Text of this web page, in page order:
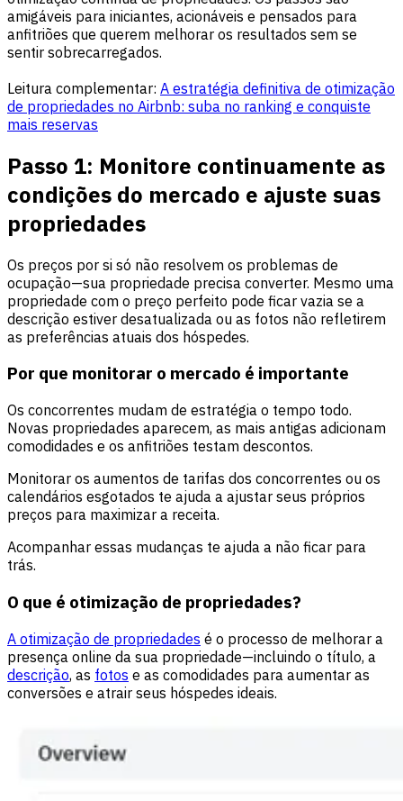
amigáveis para iniciantes, acionáveis e pensados para
anfitriões que querem melhorar os resultados sem se
sentir sobrecarregados.
Leitura complementar: A estratégia definitiva de otimização
de propriedades no Airbnb: suba no ranking e conquiste
mais reservas
Passo 1: Monitore continuamente as
condições do mercado e ajuste suas
propriedades
Os preços por si só não resolvem os problemas de
ocupação—sua propriedade precisa converter. Mesmo uma
propriedade com o preço perfeito pode ficar vazia se a
descrição estiver desatualizada ou as fotos não refletirem
as preferências atuais dos hóspedes.
Por que monitorar o mercado é importante
Os concorrentes mudam de estratégia o tempo todo.
Novas propriedades aparecem, as mais antigas adicionam
comodidades e os anfitriões testam descontos.
Monitorar os aumentos de tarifas dos concorrentes ou os
calendários esgotados te ajuda a ajustar seus próprios
preços para maximizar a receita.
Acompanhar essas mudanças te ajuda a não ficar para
trás.
O que é otimização de propriedades?
A otimização de propriedades é o processo de melhorar a
presença online da sua propriedade—incluindo o título, a
descrição, as fotos e as comodidades para aumentar as
conversões e atrair seus hóspedes ideais.